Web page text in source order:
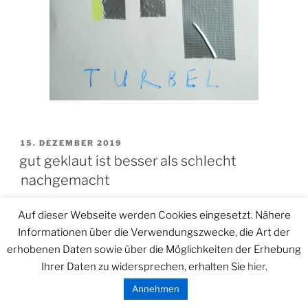
VERÖFFENTLICHT
15. DEZEMBER 2019
gut geklaut ist besser als schlecht
nachgemacht
Auf dieser Webseite werden Cookies eingesetzt. Nähere
Informationen über die Verwendungszwecke, die Art der
erhobenen Daten sowie über die Möglichkeiten der Erhebung
Ihrer Daten zu widersprechen, erhalten Sie hier.
Annehmen